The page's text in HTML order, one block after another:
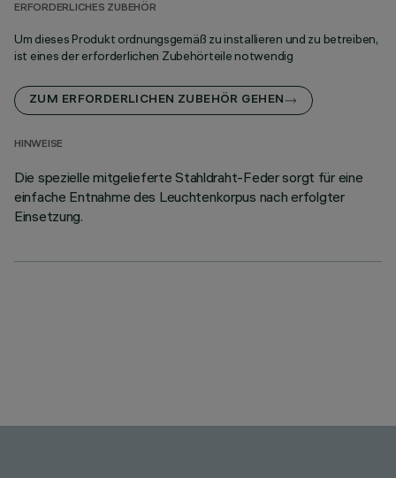
ERFORDERLICHES ZUBEHÖR
Um dieses Produkt ordnungsgemäß zu installieren und zu betreiben,
ist eines der erforderlichen Zubehörteile notwendig
ZUM ERFORDERLICHEN ZUBEHÖR GEHEN
HINWEISE
Die spezielle mitgelieferte Stahldraht-Feder sorgt für eine
einfache Entnahme des Leuchtenkorpus nach erfolgter
Einsetzung.